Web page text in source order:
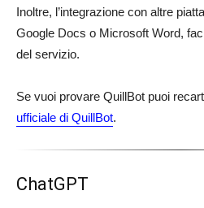
Inoltre, l’integrazione con altre
Google Docs o Microsoft Word,
del servizio.
Se vuoi provare QuillBot puoi
ufficiale di QuillBot.
ChatGPT